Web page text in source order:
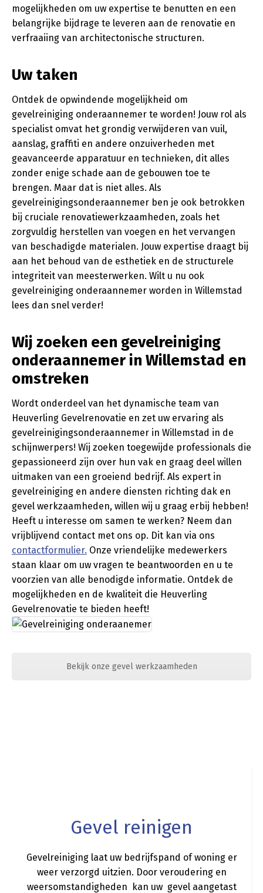
mogelijkheden om uw expertise te benutten en een
belangrijke bijdrage te leveren aan de renovatie en
verfraaiing van architectonische structuren.
Uw taken
Ontdek de opwindende mogelijkheid om
gevelreiniging onderaannemer te worden! Jouw rol als
specialist omvat het grondig verwijderen van vuil,
aanslag, graffiti en andere onzuiverheden met
geavanceerde apparatuur en technieken, dit alles
zonder enige schade aan de gebouwen toe te
brengen. Maar dat is niet alles. Als
gevelreinigingsonderaannemer ben je ook betrokken
bij cruciale renovatiewerkzaamheden, zoals het
zorgvuldig herstellen van voegen en het vervangen
van beschadigde materialen. Jouw expertise draagt bij
aan het behoud van de esthetiek en de structurele
integriteit van meesterwerken. Wilt u nu ook
gevelreiniging onderaannemer worden in Willemstad
lees dan snel verder!
Wij zoeken een gevelreiniging
onderaannemer in Willemstad en
omstreken
Wordt onderdeel van het dynamische team van
Heuverling Gevelrenovatie en zet uw ervaring als
gevelreinigingsonderaannemer in Willemstad in de
schijnwerpers! Wij zoeken toegewijde professionals die
gepassioneerd zijn over hun vak en graag deel willen
uitmaken van een groeiend bedrijf. Als expert in
gevelreiniging en andere diensten richting dak en
gevel werkzaamheden, willen wij u graag erbij hebben!
Heeft u interesse om samen te werken? Neem dan
vrijblijvend contact met ons op. Dit kan via ons
contactformulier. Onze vriendelijke medewerkers
staan klaar om uw vragen te beantwoorden en u te
voorzien van alle benodigde informatie. Ontdek de
mogelijkheden en de kwaliteit die Heuverling
Gevelrenovatie te bieden heeft!
Bekijk onze gevel werkzaamheden
Gevel reinigen
Gevelreiniging laat uw bedrijfspand of woning er
weer verzorgd uitzien. Door veroudering en
weersomstandigheden kan uw gevel aangetast